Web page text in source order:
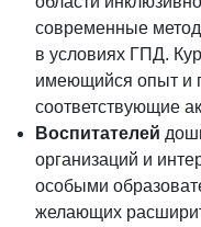
современные
в условиях ГПД.
имеющийся опыт и
соответствующие
Воспитателей
организаций и
особыми
желающих